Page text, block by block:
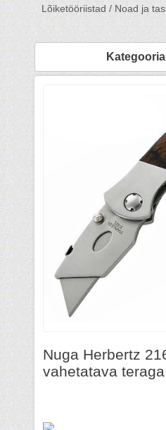
Lõiketööriistad / Noad ja
Nuga Herbertz
vahetatava teraga